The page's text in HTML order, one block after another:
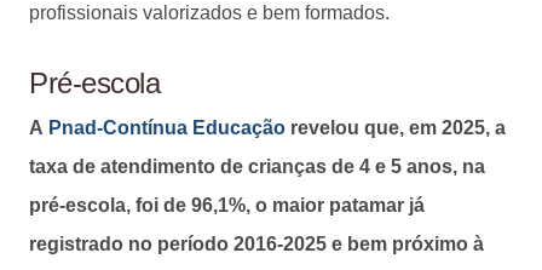
profissionais valorizados e bem formados.
Pré-escola
A Pnad-Contínua Educação revelou que, em 2025, a
taxa de atendimento de crianças de 4 e 5 anos, na
pré-escola, foi de 96,1%, o maior patamar já
registrado no período 2016-2025 e bem próximo à